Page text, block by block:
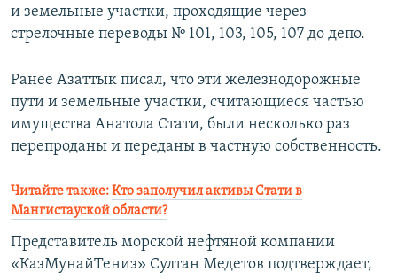
и земельные участки, проходящие через
стрелочные переводы № 101, 103, 105, 107 до депо.
Ранее Азаттык писал, что эти железнодорожные
пути и земельные участки, считающиеся частью
имущества Анатола Стати, были несколько раз
перепроданы и переданы в частную собственность.
Читайте также:Кто заполучил активы Стати в
Мангистауской области?
Представитель морской нефтяной компании
«КазМунайТениз» Султан Медетов подтверждает,